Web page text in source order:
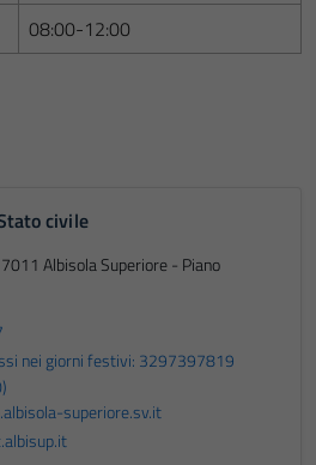
08:00-12:00
civile
Albisola Superiore - Piano
nei giorni festivi: 3297397819
superiore.sv.it